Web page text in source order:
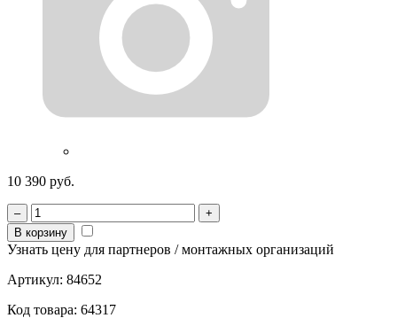
10 390 руб.
–
+
В корзину
Узнать цену для партнеров / монтажных организаций
Артикул: 84652
Код товара: 64317